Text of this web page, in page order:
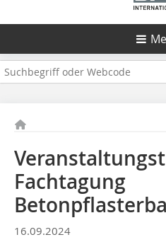
Fachtagung
16.09.2024